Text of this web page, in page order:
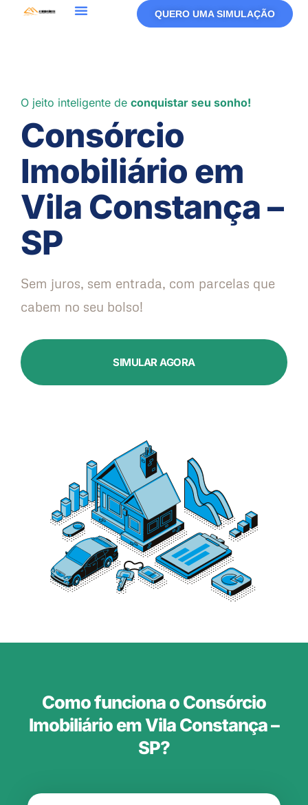
QUERO UMA SIMULAÇÃO
O jeito inteligente de conquistar seu sonho!
Consórcio
Imobiliário em
Vila Constança –
SP
Sem juros, sem entrada, com parcelas que
cabem no seu bolso!
SIMULAR AGORA
Como funciona o Consórcio
Imobiliário em Vila Constança –
SP?